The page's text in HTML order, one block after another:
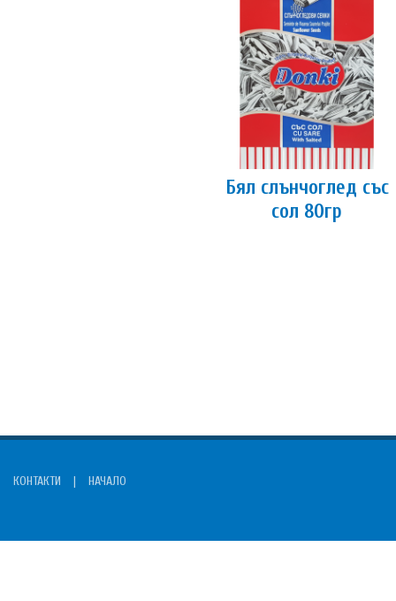
Бял слънчоглед със
сол 80гр
КОНТАКТИ | НАЧАЛО